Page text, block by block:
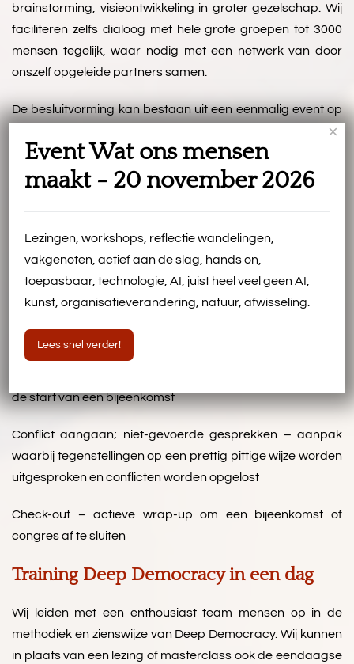
brainstorming, visieontwikkeling in groter gezelschap. Wij
faciliteren zelfs dialoog met hele grote groepen tot 3000
mensen tegelijk, waar nodig met een netwerk van door
onszelf opgeleide partners samen.
De besluitvorming kan bestaan uit een eenmalig event op
een directeurendag, maar ook uit een gespreksronde,
bijvoorbeeld om met alle medewerkers in de organisatie in
gesprek te gaan over de nieuwe koers in de organisatie. In
putten we uit dialoogvormen van over de hele wereld.
Specifieke Deep Democracy methoden om met kleine tot
hele grote groepen actief aan de slag te gaan zijn:
door de ruimte
de start van een bijeenkomst
Conflict aangaan; niet-gevoerde gesprekken – aanpak
waarbij tegenstellingen op een prettig pittige wijze worden
uitgesproken en conflicten worden opgelost
Check-out – actieve wrap-up om een bijeenkomst of
congres af te sluiten
Training Deep Democracy in een dag
Wij leiden met een enthousiast team mensen op in de
methodiek en zienswijze van Deep Democracy. Wij kunnen
in plaats van een lezing of masterclass ook de eendaagse
×
Event Wat ons mensen
maakt - 20 november 2026
Lezingen, workshops, reflectie wandelingen,
vakgenoten, actief aan de slag, hands on,
toepasbaar, technologie, AI, juist heel veel geen AI,
kunst, organisatieverandering, natuur, afwisseling.
Lees snel verder!